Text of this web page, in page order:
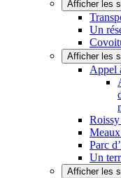
Afficher les
Un
Afficher les
Appel
Parc
Un
Afficher les